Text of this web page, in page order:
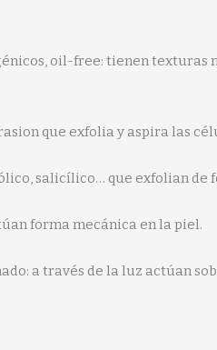
oil-free: tienen texturas
que exfolia y aspira las
salicílico… que exfolian de
forma mecánica en la piel.
a través de la luz actúan